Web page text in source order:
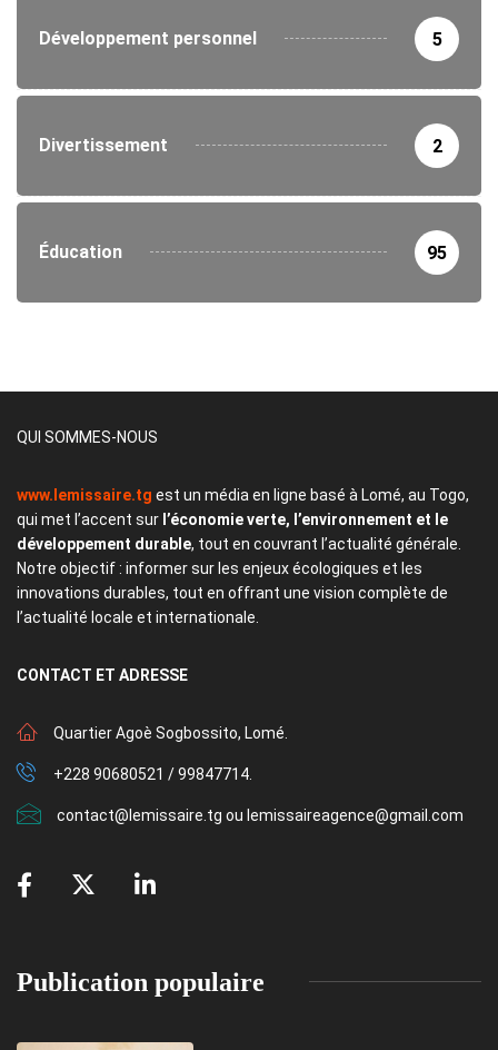
Développement personnel 5
Divertissement 2
Éducation 95
QUI SOMMES-NOUS
www.lemissaire.tg est un média en ligne basé à Lomé, au Togo,
qui met l’accent sur l’économie verte, l’environnement et le
développement durable, tout en couvrant l’actualité générale.
Notre objectif : informer sur les enjeux écologiques et les
innovations durables, tout en offrant une vision complète de
l’actualité locale et internationale.
CONTACT ET ADRESSE
Quartier Agoè Sogbossito, Lomé.
+228 90680521 / 99847714.
contact@lemissaire.tg ou lemissaireagence@gmail.com
Publication populaire